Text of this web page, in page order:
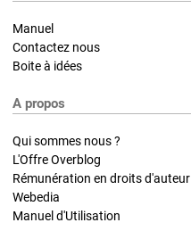
Manuel
Contactez nous
Boite à idées
A propos
Qui sommes nous ?
L'Offre Overblog
Rémunération en droits d'auteur
Webedia
Manuel d'Utilisation